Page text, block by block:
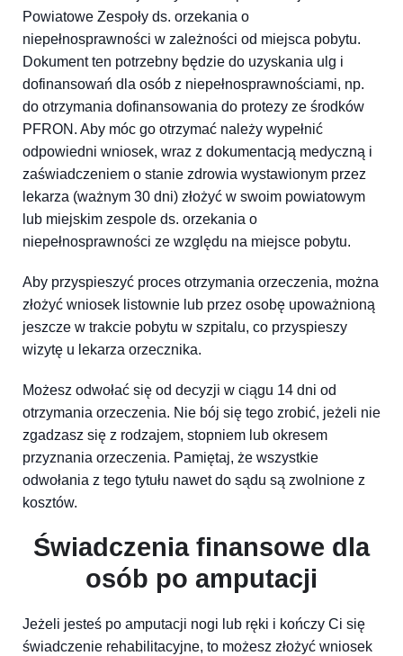
Powiatowe Zespoły ds. orzekania o
niepełnosprawności w zależności od miejsca pobytu.
Dokument ten potrzebny będzie do uzyskania ulg i
dofinansowań dla osób z niepełnosprawnościami, np.
do otrzymania dofinansowania do protezy ze środków
PFRON. Aby móc go otrzymać należy wypełnić
odpowiedni wniosek, wraz z dokumentacją medyczną i
zaświadczeniem o stanie zdrowia wystawionym przez
lekarza (ważnym 30 dni) złożyć w swoim powiatowym
lub miejskim zespole ds. orzekania o
niepełnosprawności ze względu na miejsce pobytu.
Aby przyspieszyć proces otrzymania orzeczenia, można
złożyć wniosek listownie lub przez osobę upoważnioną
jeszcze w trakcie pobytu w szpitalu, co przyspieszy
wizytę u lekarza orzecznika.
Możesz odwołać się od decyzji w ciągu 14 dni od
otrzymania orzeczenia. Nie bój się tego zrobić, jeżeli nie
zgadzasz się z rodzajem, stopniem lub okresem
przyznania orzeczenia. Pamiętaj, że wszystkie
odwołania z tego tytułu nawet do sądu są zwolnione z
kosztów.
Świadczenia finansowe dla
osób po amputacji
Jeżeli jesteś po amputacji nogi lub ręki i kończy Ci się
świadczenie rehabilitacyjne, to możesz złożyć wniosek